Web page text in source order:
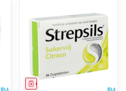
Geneesmiddel